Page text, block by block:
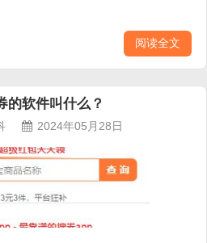
阅读全文
的软件叫什么？
2024年05月28日